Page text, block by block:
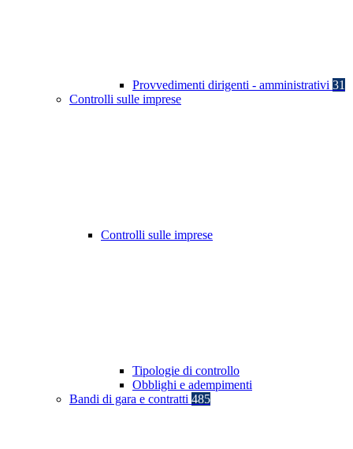
Provvedimenti dirigenti - amministrativi 31
Controlli sulle imprese
Controlli sulle imprese
Tipologie di controllo
Obblighi e adempimenti
Bandi di gara e contratti 485